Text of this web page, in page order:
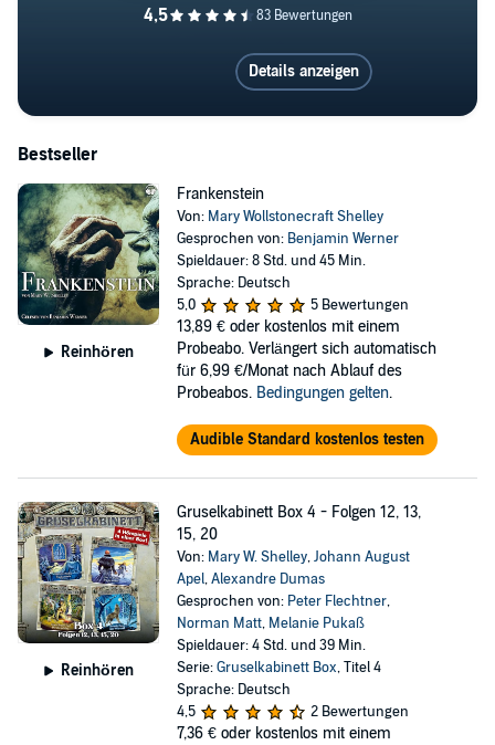
Frankenstein
Details anzeigen
Bestseller
Reinhören
Frankenstein
Von: Mary Wollstonecraft Shelley
Gesprochen von: Benjamin Werner
Spieldauer: 8 Std. und 45 Min.
Sprache: Deutsch
5,0
5 Bewertungen
13,89 € oder kostenlos mit einem
Probeabo. Verlängert sich automatisch
für 6,99 €/Monat nach Ablauf des
Probeabos. Bedingungen gelten.
Audible Standard kostenlos testen
Reinhören
Gruselkabinett Box 4 - Folgen 12, 13,
15, 20
Von: Mary W. Shelley,Johann August
Apel,Alexandre Dumas
Gesprochen von: Peter Flechtner,
Norman Matt, Melanie Pukaß
Spieldauer: 4 Std. und 39 Min.
Serie:Gruselkabinett Box, Titel 4
Sprache: Deutsch
4,5
2 Bewertungen
7,36 € oder kostenlos mit einem